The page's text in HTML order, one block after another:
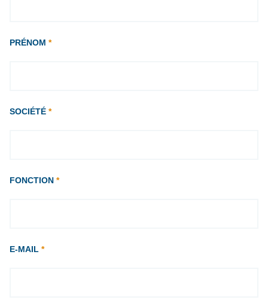
PRÉNOM *
SOCIÉTÉ *
FONCTION *
E-MAIL *